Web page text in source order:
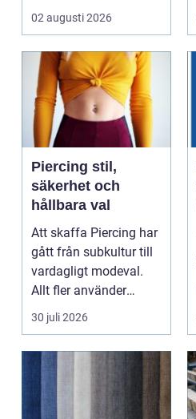
både bostäder och of...
02 augusti 2026
Piercing stil,
säkerhet och
hållbara val
Att skaffa Piercing har
gått från subkultur till
vardagligt modeval.
Allt fler använder
piercade smy...
30 juli 2026